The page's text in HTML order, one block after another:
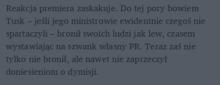
Reakcja premiera zaskakuje. Do tej pory bowiem
Tusk – jeśli jego ministrowie ewidentnie czegoś nie
spartaczyli – bronił swoich ludzi jak lew, czasem
wystawiając na szwank własny PR. Teraz zaś nie
tylko nie bronił, ale nawet nie zaprzeczył
doniesieniom o dymisji.